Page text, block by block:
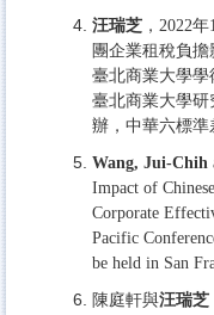
汪瑞芝 ，2022
團企業租稅負擔
臺北商業大學
臺北商業大學
辦，中華六標準
Wang, Jui-Chih
Impact of
Corporate
Pacific
be held in San
陳庭軒與汪瑞芝